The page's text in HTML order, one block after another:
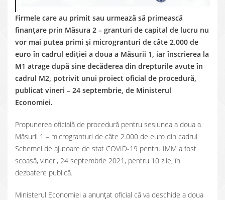
Firmele care au primit sau urmează să primească
finanțare prin Măsura 2 – granturi de capital de lucru nu
vor mai putea primi și microgranturi de câte 2.000 de
euro în cadrul ediției a doua a Măsurii 1, iar înscrierea la
M1 atrage după sine decăderea din drepturile avute în
cadrul M2, potrivit unui proiect oficial de procedură,
publicat vineri – 24 septembrie, de Ministerul
Economiei.
Propunerea oficială de procedură pentru sesiunea a doua a
Măsurii 1 – microgranturi de câte 2.000 de euro din cadrul
Schemei de ajutoare de stat COVID-19 pentru IMM a fost
scoasă, vineri, 24 septembrie 2021, pentru 10 zile, în
dezbatere publică.
Ministerul Economiei a anunțat oficial că va deschide a doua